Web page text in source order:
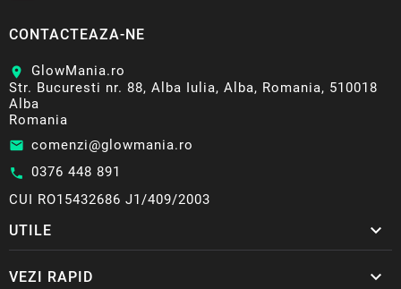
CONTACTEAZA-NE
location_on
GlowMania.ro
Str. Bucuresti nr. 88, Alba Iulia, Alba, Romania, 510018
Alba
Romania
email comenzi@glowmania.ro
call 0376 448 891
CUI RO15432686 J1/409/2003
UTILE 
VEZI RAPID 